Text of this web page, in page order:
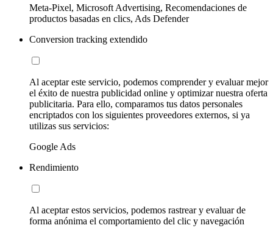
Meta-Pixel, Microsoft Advertising, Recomendaciones de
productos basadas en clics, Ads Defender
Conversion tracking extendido
Al aceptar este servicio, podemos comprender y evaluar mejor
el éxito de nuestra publicidad online y optimizar nuestra oferta
publicitaria. Para ello, comparamos tus datos personales
encriptados con los siguientes proveedores externos, si ya
utilizas sus servicios:
Google Ads
Rendimiento
Al aceptar estos servicios, podemos rastrear y evaluar de
forma anónima el comportamiento del clic y navegación